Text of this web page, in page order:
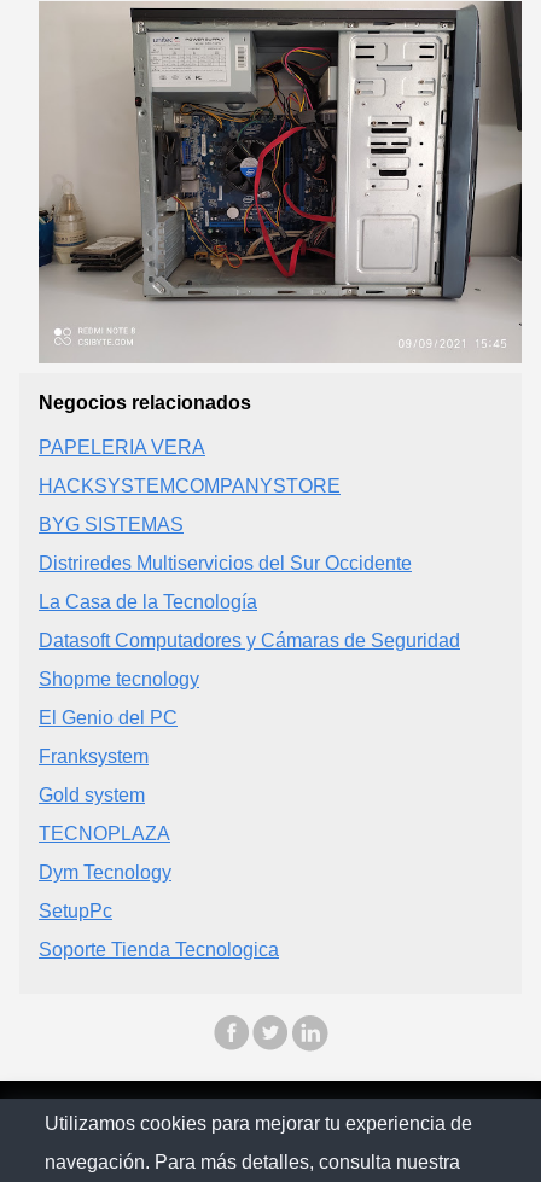
Negocios relacionados
PAPELERIA VERA
HACKSYSTEMCOMPANYSTORE
BYG SISTEMAS
Distriredes Multiservicios del Sur Occidente
La Casa de la Tecnología
Datasoft Computadores y Cámaras de Seguridad
Shopme tecnology
El Genio del PC
Franksystem
Gold system
TECNOPLAZA
Dym Tecnology
SetupPc
Soporte Tienda Tecnologica
© Citymaps Colombia 2025
Política de Privacidad
Utilizamos cookies para mejorar tu experiencia de
navegación. Para más detalles, consulta nuestra